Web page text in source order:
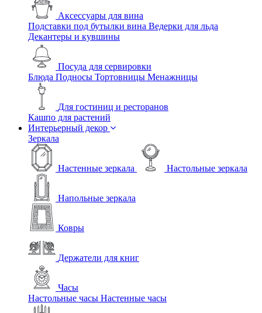
Аксессуары для вина
Подставки под бутылки вина Ведерки для льда
Декантеры и кувшины
Посуда для сервировки
Блюда Подносы Тортовницы Менажницы
Для гостиниц и ресторанов
Кашпо для растений
Интерьерный декор
Зеркала
Настенные зеркала Настольные зеркала
Напольные зеркала
Ковры
Держатели для книг
Часы
Настольные часы Настенные часы